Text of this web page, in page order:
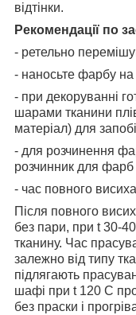
відтінки.
Рекомендації по
- ретельно
- наносьте фарбу на
- при декоруванні
шарами тканини
матеріал) для
- для розчинення
розчинник для фарб
- час повного
Після повного
без пари, при t 30-
тканину. Час
залежно від типу
підлягають
шафі при t 120 С
без праски і